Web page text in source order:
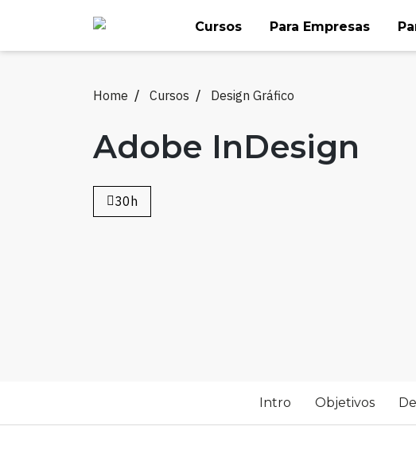
content
Cursos Para Empresas
Home Cursos Design Gráfico
Adobe InDesign
30h
Intro Objetivos